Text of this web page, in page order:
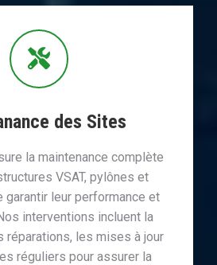
des Sites
la maintenance complète
VSAT, pylônes et
garantir leur performance et
interventions incluent la
réparations, les mises à jour
réguliers pour assurer la